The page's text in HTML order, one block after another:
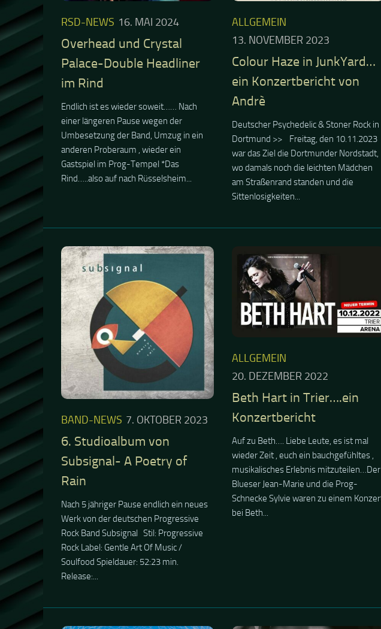
BAND-NEWS 7. OKTOBER 2023
Nach 5 jähriger Pause endlich ein neues
Werk von der deutschen Progressive
Rock Band Subsignal Stil: Progressive
Rock Label: Gentle Art Of Music /
Soulfood Spieldauer: 52:23 min.
Release:...
20. DEZEMBER 2022
Beth Hart in Trier….ein
Konzertbericht
Auf zu Beth…. Liebe Leute, es ist mal
musikalisches Erlebnis mitzuteilen…Der
Schnecke Sylvie waren zu einem Konzert
bei Beth...
ALLGEMEIN 7. JULI 2022
Louder than Bombs-